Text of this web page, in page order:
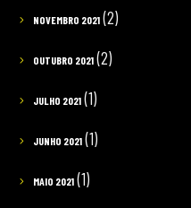
NOVEMBRO 2021(2)
OUTUBRO 2021(2)
JULHO 2021(1)
JUNHO 2021(1)
MAIO 2021(1)